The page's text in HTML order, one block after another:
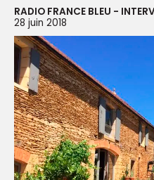
RADIO FRANCE BLEU -
28 juin 2018